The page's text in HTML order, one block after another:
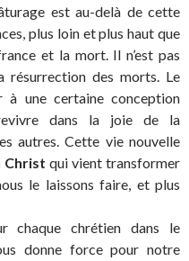
est au-delà de cette
plus loin et plus haut que
et la mort. Il n’est pas
résurrection des morts. Le
à une certaine conception
dans la joie de la
autres. Cette vie nouvelle
Christ qui vient transformer
le laissons faire, et plus
chaque chrétien dans le
donne force pour notre